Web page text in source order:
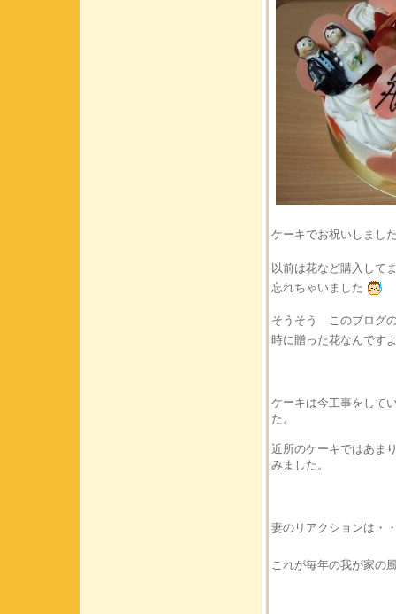
ケーキでお祝いしまし
以前は花など購入して
忘れちゃいました
そうそう このブログ
時に贈った花なんです
ケーキは今工事をして
た。
近所のケーキではあま
みました。
妻のリアクションは・
これが毎年の我が家の